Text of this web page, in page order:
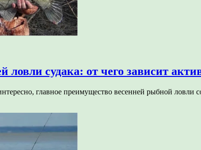
ловли судака: от чего зависит
главное преимущество весенней рыбной